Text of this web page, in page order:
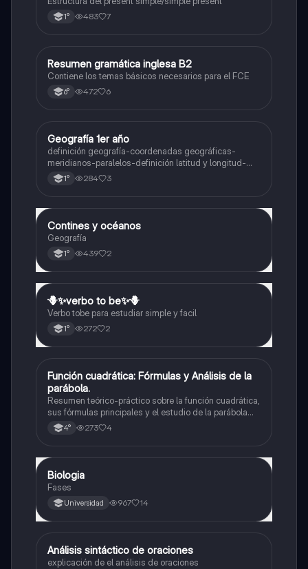
1° 483 7
Inglés
Resumen gramática inglesa B2
Contiene los temas básicos necesarios para el FCE
6° 472 6
Geografía
Geografía 1er año
definición geografía-coordenadas geográficas-
meridianos-paralelos-definición latitud y longitud-
elementos del mapa-definición mapa-localización
relativa y absoluta
1° 284 3
Geografía
Contines y océanos
Geografía
1° 439 2
Inglés
🪻✨️verbo to be✨️🪻
Verbo tobe para estudiar simple y facil
1° 272 2
Matemáticas
Función cuadrática: Fórmulas y Análisis de la
parábola.
Resumen teórico-práctico sobre la función cuadrática,
sus fórmulas principales y el estudio de la parábola
como representación gráfica.Incluye desarrollo de la
forma general, cálculo de raíces, vértice y elementos
4° 273 4
Biología
Biologia
Fases
Universidad 967 14
Lengua
Análisis sintáctico de oraciones
explicación de el análisis de oraciones